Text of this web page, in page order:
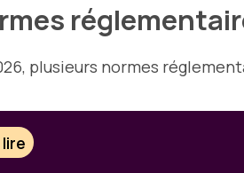
plusieurs normes